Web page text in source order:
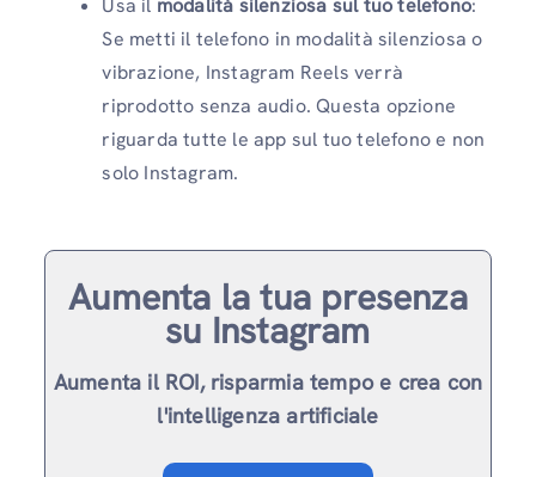
Se metti il ​​telefono in modalità silenziosa o
vibrazione, Instagram Reels verrà
riprodotto senza audio. Questa opzione
riguarda tutte le app sul tuo telefono e non
solo Instagram.
Aumenta la tua presenza
su Instagram
Aumenta il ROI, risparmia tempo e crea con
l'intelligenza artificiale